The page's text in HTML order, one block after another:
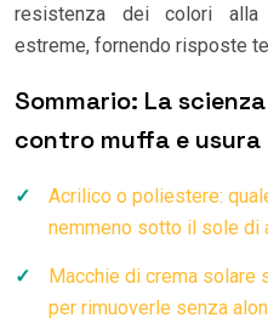
resistenza dei colori alla
estreme, fornendo risposte
Sommario: La
contro muffa e usura
Acrilico o poliestere:
nemmeno sotto il sole di
Macchie di crema solare
per rimuoverle senza